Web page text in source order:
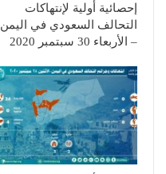
إحصائية أولية لإنتهاكات
التحالف السعودي في اليمن
– الأربعاء 30 سبتمبر 2020